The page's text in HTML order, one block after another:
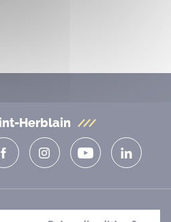
Herblain